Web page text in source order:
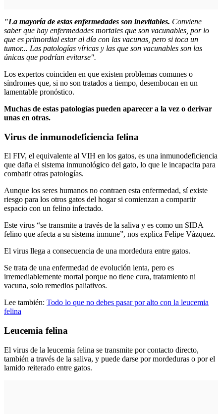
"La mayoría de estas enfermedades son inevitables. Conviene
saber que hay enfermedades mortales que son vacunables, por lo
que es primordial estar al día con las vacunas, pero si toca un
tumor... Las patologías víricas y las que son vacunables son las
únicas que podrían evitarse".
Los expertos coinciden en que existen problemas comunes o
síndromes que, si no son tratados a tiempo, desembocan en un
lamentable pronóstico.
Muchas de estas patologías pueden aparecer a la vez o derivar
unas en otras.
Virus de inmunodeficiencia felina
El FIV, el equivalente al VIH en los gatos, es una inmunodeficiencia
que daña el sistema inmunológico del gato, lo que le incapacita para
combatir otras patologías.
Aunque los seres humanos no contraen esta enfermedad, sí existe
riesgo para los otros gatos del hogar si comienzan a compartir
espacio con un felino infectado.
Este virus “se transmite a través de la saliva y es como un SIDA
felino que afecta a su sistema inmune”, nos explica Felipe Vázquez.
El virus llega a consecuencia de una mordedura entre gatos.
Se trata de una enfermedad de evolución lenta, pero es
irremediablemente mortal porque no tiene cura, tratamiento ni
vacuna, solo remedios paliativos.
Lee también: Todo lo que no debes pasar por alto con la leucemia
felina
Leucemia felina
El virus de la leucemia felina se transmite por contacto directo,
también a través de la saliva, y puede darse por mordeduras o por el
lamido reiterado entre gatos.